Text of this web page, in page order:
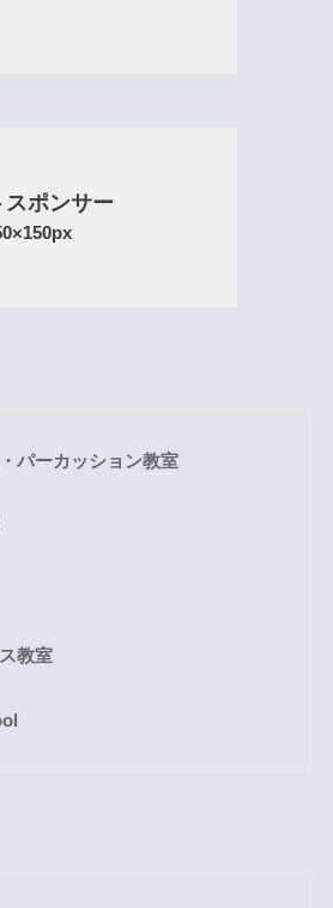
スポンサー
パーカッション教室
教室